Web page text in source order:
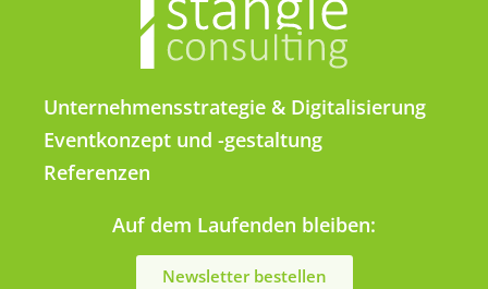
Unternehmensstrategie & Digitalisierung
Eventkonzept und -gestaltung
Referenzen
Auf dem Laufenden bleiben:
Newsletter bestellen